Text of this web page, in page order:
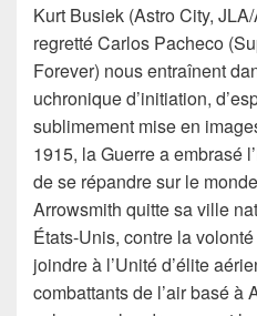
Kurt Busiek (Astro City,
regretté Carlos Pacheco
Forever) nous entraînent
uchronique d’initiation,
sublimement mise en
1915, la Guerre a embrasé
de se répandre sur le
Arrowsmith quitte sa ville
États-Unis, contre la
joindre à l’Unité d’élite
combattants de l’air basé à